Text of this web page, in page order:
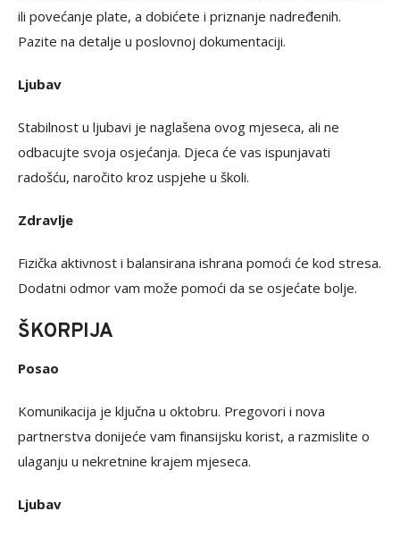
ili povećanje plate, a dobićete i priznanje nadređenih.
Pazite na detalje u poslovnoj dokumentaciji.
Ljubav
Stabilnost u ljubavi je naglašena ovog mjeseca, ali ne
odbacujte svoja osjećanja. Djeca će vas ispunjavati
radošću, naročito kroz uspjehe u školi.
Zdravlje
Fizička aktivnost i balansirana ishrana pomoći će kod stresa.
Dodatni odmor vam može pomoći da se osjećate bolje.
ŠKORPIJA
Posao
Komunikacija je ključna u oktobru. Pregovori i nova
partnerstva donijeće vam finansijsku korist, a razmislite o
ulaganju u nekretnine krajem mjeseca.
Ljubav